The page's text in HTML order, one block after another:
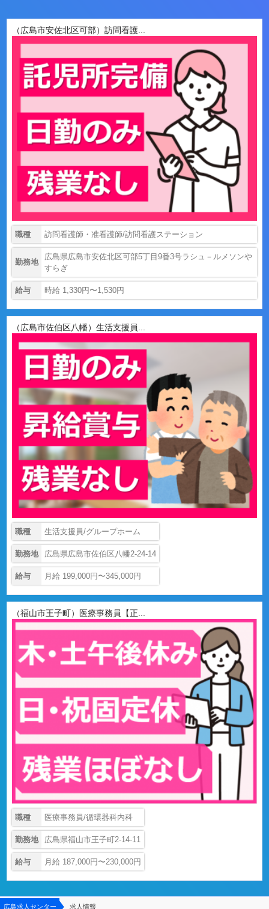
（広島市安佐北区可部）訪問看護...
職種 訪問看護師・准看護師/訪問看護ステーション
勤務地
広島県広島市安佐北区可部5丁目9番3号ラシュ－ルメソンや
すらぎ
給与 時給 1,330円〜1,530円
（広島市佐伯区八幡）生活支援員...
職種 生活支援員/グループホーム
勤務地 広島県広島市佐伯区八幡2-24-14
給与 月給 199,000円〜345,000円
（福山市王子町）医療事務員【正...
職種 医療事務員/循環器科内科
勤務地 広島県福山市王子町2-14-11
給与 月給 187,000円〜230,000円
広島求人センター 求人情報